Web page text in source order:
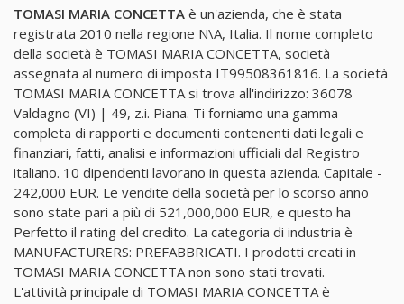
TOMASI MARIA CONCETTA è un'azienda, che è stata
registrata 2010 nella regione N\A, Italia. Il nome completo
della società è TOMASI MARIA CONCETTA, società
assegnata al numero di imposta IT99508361816. La società
TOMASI MARIA CONCETTA si trova all'indirizzo: 36078
Valdagno (VI) | 49, z.i. Piana. Ti forniamo una gamma
completa di rapporti e documenti contenenti dati legali e
finanziari, fatti, analisi e informazioni ufficiali dal Registro
italiano. 10 dipendenti lavorano in questa azienda. Capitale -
242,000 EUR. Le vendite della società per lo scorso anno
sono state pari a più di 521,000,000 EUR, e questo ha
Perfetto il rating del credito. La categoria di industria è
MANUFACTURERS: PREFABBRICATI. I prodotti creati in
TOMASI MARIA CONCETTA non sono stati trovati.
L'attività principale di TOMASI MARIA CONCETTA è